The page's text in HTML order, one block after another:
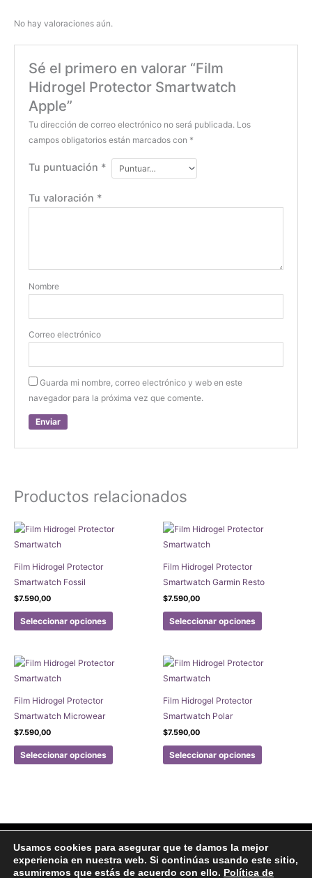
No hay valoraciones aún.
Sé el primero en valorar “Film
Hidrogel Protector Smartwatch
Apple”
Tu dirección de correo electrónico no será publicada. Los
campos obligatorios están marcados con *
Tu puntuación *
Tu valoración *
Nombre
Correo electrónico
Guarda mi nombre, correo electrónico y web en este
navegador para la próxima vez que comente.
Productos relacionados
Film Hidrogel Protector
Smartwatch Fossil
$7.590,00
Seleccionar opciones
Este
producto
múltiples
producto
Film Hidrogel Protector
Smartwatch Garmin Resto
$7.590,00
Seleccionar opciones
Este
producto
múltiples
producto
Film Hidrogel Protector
Smartwatch Microwear
$7.590,00
Seleccionar opciones
Este
producto
Las
pueden
Film Hidrogel Protector
Smartwatch Polar
$7.590,00
Seleccionar opciones
Este
producto
Las
se
pueden
Facebook Instagram
Aviso legal Politicas de Privacidad
Politica de Cookies
Usamos cookies para asegurar que te damos la mejor
experiencia en nuestra web. Si continúas usando este sitio,
asumiremos que estás de acuerdo con ello. Política de